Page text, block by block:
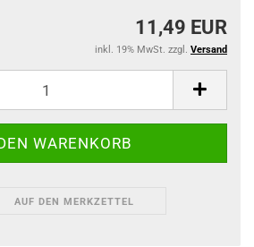
11,49 EUR
inkl. 19% MwSt. zzgl. Versand
AUF DEN MERKZETTEL